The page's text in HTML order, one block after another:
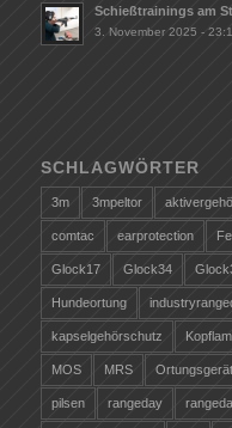
Schießtrainings am
3. November 2025 -
SCHLAGWÖRTER
3m 3mpeltor
comtac earprotection
Glock17 Glock34
Hundeortung
kapselgehörschutz
MOS MRS Ortungsgerät
pilsen rangeday